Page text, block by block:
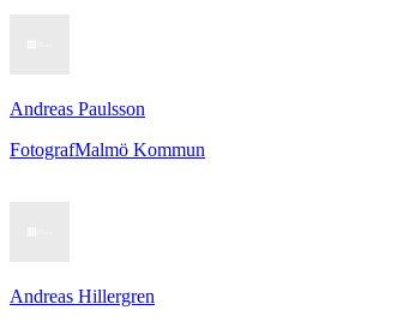
Andreas Paulsson
FotografMalmö Kommun
Andreas Hillergren